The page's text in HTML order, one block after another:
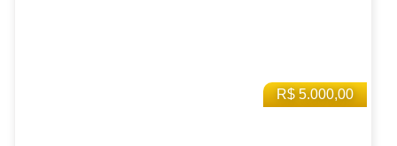
R$ 5.000,00